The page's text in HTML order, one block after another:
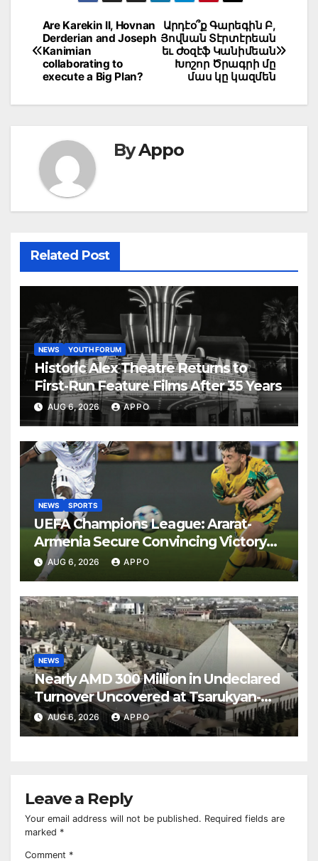
Post
navigation
Արդէօ՞ք Գարեգին Բ,
Յովնան Տէրտէրեան
եւ Ժօզէֆ Կանիմեան
Խոշոր Ծրագրի մը
մաս կը կազմեն
Are Karekin II, Hovnan
Derderian and Joseph
Kanimian
collaborating to
execute a Big Plan?
ByAppo
Related Post
NEWS YOUTH FORUM
Historic Alex Theatre Returns to
First-Run Feature Films After 35 Years
AUG 6, 2026 APPO
NEWS SPORTS
UEFA Champions League: Ararat-
Armenia Secure Convincing Victory
Over Shamrock Rovers 2-0
AUG 6, 2026 APPO
NEWS
Nearly AMD 300 Million in Undeclared
Turnover Uncovered at Tsarukyan-
Owned Entertainment Center
AUG 6, 2026 APPO
Leave a Reply
Your email address will not be published. Required fields are
marked *
Comment *